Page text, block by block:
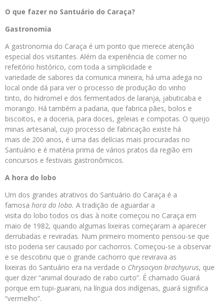
O que fazer no Santuário do Caraça?
Gastronomia
A gastronomia do Caraça é um ponto que merece atenção
especial dos visitantes. Além da experiência de comer no
refeitório histórico, com toda a simplicidade e
variedade de sabores da comunica mineira, há uma adega no
local onde dá para ver o processo de produção do vinho
tinto, do hidromel e dos fermentados de laranja, jabuticaba e
morango. Há também a padaria, que fabrica pães, bolos e
biscoitos, e a doceria, para doces, geleias e compotas. O queijo
minas artesanal, cujo processo de fabricação existe há
mais de 200 anos, é uma das delícias mais procuradas no
Santuário e é matéria prima de vários pratos da região em
concursos e festivais gastronômicos.
A hora do lobo
Um dos grandes atrativos do Santuário do Caraça é a
famosa hora do lobo. A tradição de aguardar a
visita do lobo todos os dias à noite começou no Caraça em
maio de 1982, quando algumas lixeiras começaram a aparecer
derrubadas e reviradas. Num primeiro momento pensou-se que
isto poderia ser causado por cachorros. Começou-se a observar
e se descobriu que o grande cachorro que revirava as
lixeiras do Santuário era na verdade o Chrysocyon brachyurus, que
quer dizer “animal dourado de rabo curto”. É chamado Guará
porque em tupi-guarani, na língua dos indígenas, guará significa
“vermelho”.